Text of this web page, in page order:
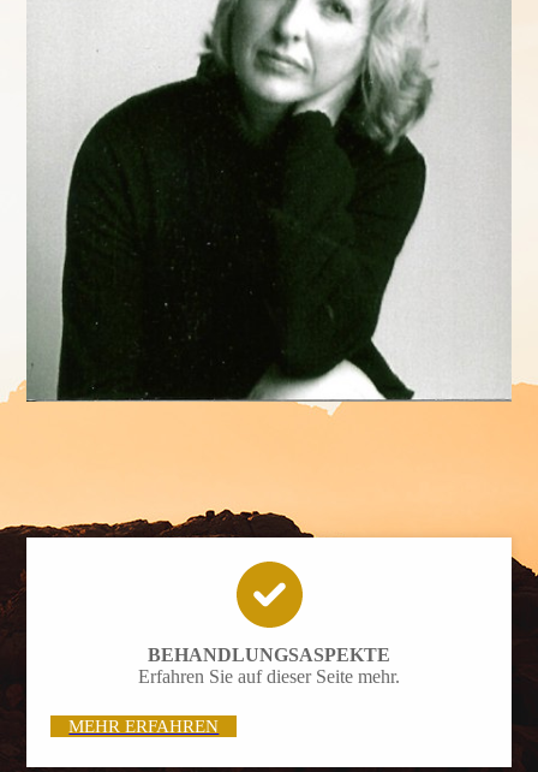
BEHANDLUNGS­­ASPEKTE
Erfahren Sie auf dieser Seite mehr.
MEHR ERFAHREN